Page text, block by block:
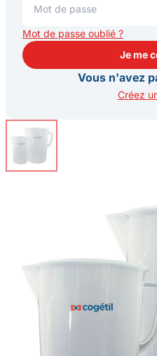
Mot de passe oublié ?
Je me
Je me
Vous n'avez
Créez